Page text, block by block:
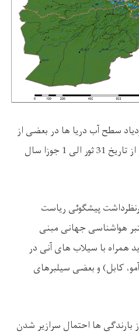
سطح آب دریا ها در بعضی از
ساحات حوزه های دریایی کشور از تاریخ 31 ثور الی 1 جوزا سال
پیشگوئی ریاست
هواشناسی جهانی مبنی
همراه با سیلاب های آنی در
کابل) و بعضی سیلبرهای
بارندگی ها احتمال سرازیر شدن